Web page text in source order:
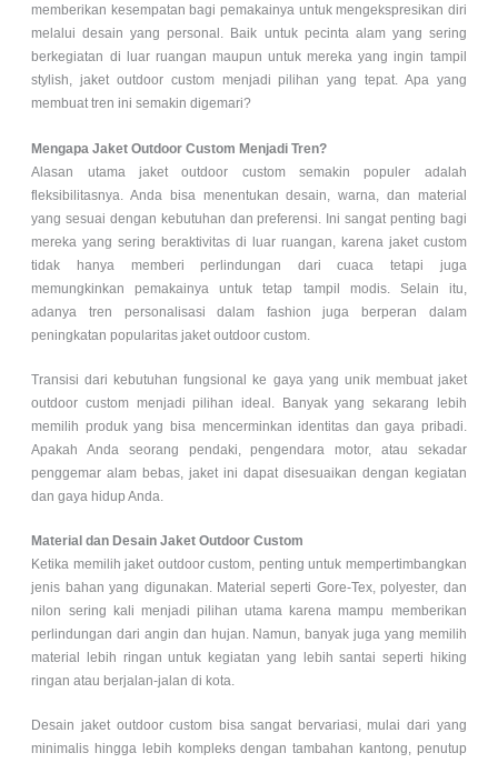
memberikan kesempatan bagi pemakainya untuk mengekspresikan diri
melalui desain yang personal. Baik untuk pecinta alam yang sering
berkegiatan di luar ruangan maupun untuk mereka yang ingin tampil
stylish, jaket outdoor custom menjadi pilihan yang tepat. Apa yang
membuat tren ini semakin digemari?
Mengapa Jaket Outdoor Custom Menjadi Tren?
Alasan utama jaket outdoor custom semakin populer adalah
fleksibilitasnya. Anda bisa menentukan desain, warna, dan material
yang sesuai dengan kebutuhan dan preferensi. Ini sangat penting bagi
mereka yang sering beraktivitas di luar ruangan, karena jaket custom
tidak hanya memberi perlindungan dari cuaca tetapi juga
memungkinkan pemakainya untuk tetap tampil modis. Selain itu,
adanya tren personalisasi dalam fashion juga berperan dalam
peningkatan popularitas jaket outdoor custom.
Transisi dari kebutuhan fungsional ke gaya yang unik membuat jaket
outdoor custom menjadi pilihan ideal. Banyak yang sekarang lebih
memilih produk yang bisa mencerminkan identitas dan gaya pribadi.
Apakah Anda seorang pendaki, pengendara motor, atau sekadar
penggemar alam bebas, jaket ini dapat disesuaikan dengan kegiatan
dan gaya hidup Anda.
Material dan Desain Jaket Outdoor Custom
Ketika memilih jaket outdoor custom, penting untuk mempertimbangkan
jenis bahan yang digunakan. Material seperti Gore-Tex, polyester, dan
nilon sering kali menjadi pilihan utama karena mampu memberikan
perlindungan dari angin dan hujan. Namun, banyak juga yang memilih
material lebih ringan untuk kegiatan yang lebih santai seperti hiking
ringan atau berjalan-jalan di kota.
Desain jaket outdoor custom bisa sangat bervariasi, mulai dari yang
minimalis hingga lebih kompleks dengan tambahan kantong, penutup